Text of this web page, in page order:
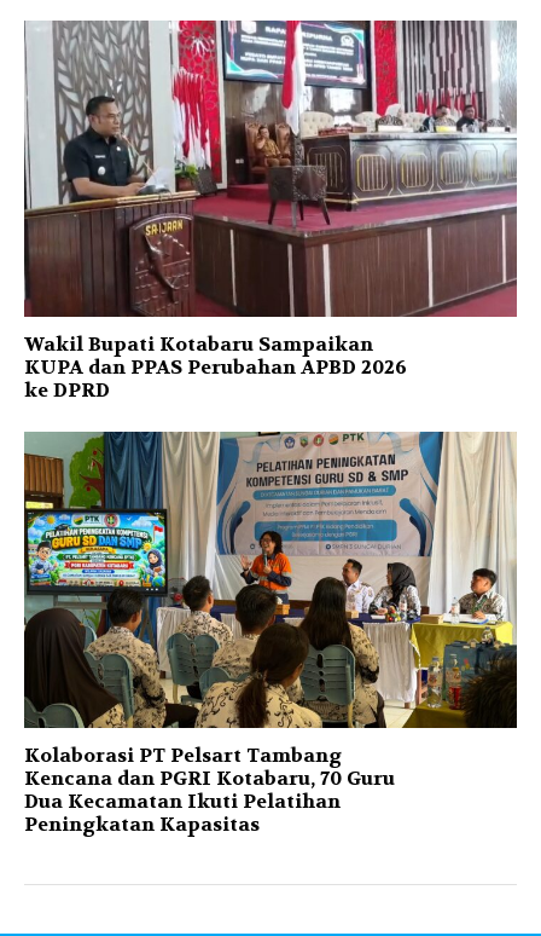
Wakil Bupati Kotabaru Sampaikan
KUPA dan PPAS Perubahan APBD 2026
ke DPRD
Kolaborasi PT Pelsart Tambang
Kencana dan PGRI Kotabaru, 70 Guru
Dua Kecamatan Ikuti Pelatihan
Peningkatan Kapasitas